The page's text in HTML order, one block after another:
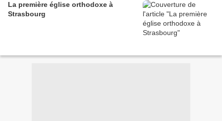
La première église orthodoxe à
Strasbourg